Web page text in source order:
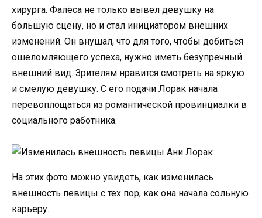
хирурга. Фалёса не только вывел девушку на
большую сцену, но и стал инициатором внешних
изменений. Он внушал, что для того, чтобы добиться
ошеломляющего успеха, нужно иметь безупречный
внешний вид. Зрителям нравится смотреть на яркую
и смелую девушку. С его подачи Лорак начала
перевоплощаться из романтической провинциалки в
социального работника.
На этих фото можно увидеть, как изменилась
внешность певицы с тех пор, как она начала сольную
карьеру.